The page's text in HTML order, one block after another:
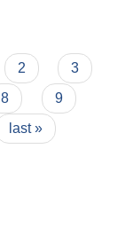
2
3
8
9
last »